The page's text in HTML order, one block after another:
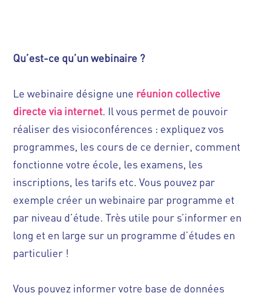
Qu’est-ce qu’un webinaire ?
Le webinaire désigne une réunion collective
directe via internet. Il vous permet de pouvoir
réaliser des visioconférences : expliquez vos
programmes, les cours de ce dernier, comment
fonctionne votre école, les examens, les
inscriptions, les tarifs etc. Vous pouvez par
exemple créer un webinaire par programme et
par niveau d’étude. Très utile pour s’informer en
long et en large sur un programme d’études en
particulier !
Vous pouvez informer votre base de données